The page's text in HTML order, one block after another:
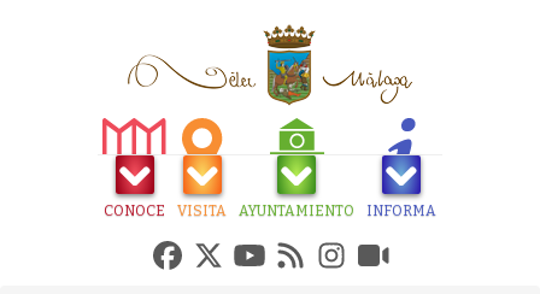
CONOCE VISITA AYUNTAMIENTO INFORMA